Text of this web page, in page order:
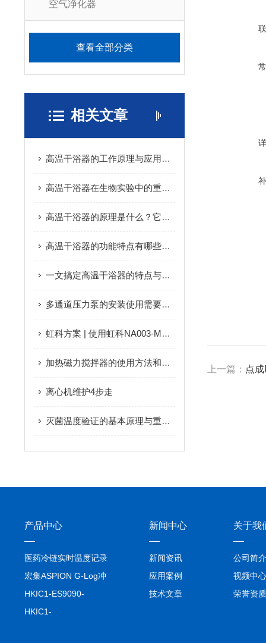
空气净化器
查看全部分类
相关文章
高温干浴器的工作原理与应用领域
高温干浴器在生物实验中的重要作用
高温干浴器的原理是什么？它有哪些特点？
高温干浴器的功能特点有哪些？看完下文你就知道了
一文搞定高温干浴器的特点与优势
多通道压力泵的安装使用需要注意哪些事项？
虹科方案 | 使用虹科NA003-M64继电器，避免光伏发电系统的异常电流馈入电网
加热磁力搅拌器的使用方法和注意事项
离心机维护4步走
灭菌温度验证的基本原理与重要性
上一篇： 点
产品中心
医药冷链实时温度记录
仪TIVE Solo 5G
宏集ASPION G-Log冲
击记录仪
HKIC1-ES9090-
setA100/1000base-T1
HKIC1-
新闻中心
新闻资讯
应用案例
技术文章
关于我
公司简介
视频中心
荣誉资质